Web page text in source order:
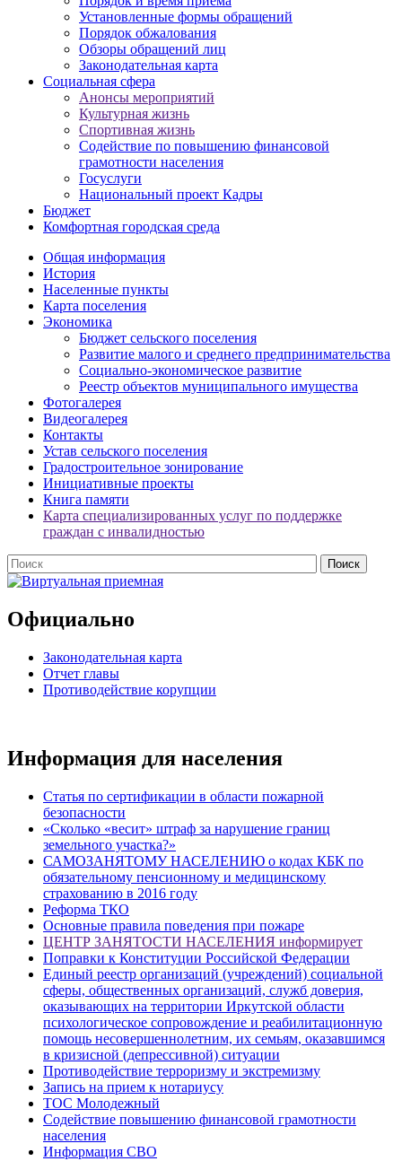
Установленные формы обращений
Порядок обжалования
Обзоры обращений лиц
Законодательная карта
Социальная сфера
Анонсы мероприятий
Культурная жизнь
Спортивная жизнь
Содействие по повышению финансовой
грамотности населения
Госуслуги
Национальный проект Кадры
Бюджет
Комфортная городская среда
Общая информация
История
Населенные пункты
Карта поселения
Экономика
Бюджет сельского поселения
Развитие малого и среднего предпринимательства
Социально-экономическое развитие
Реестр объектов муниципального имущества
Фотогалерея
Видеогалерея
Контакты
Устав сельского поселения
Градостроительное зонирование
Инициативные проекты
Книга памяти
Карта специализированных услуг по поддержке
граждан с инвалидностью
Официально
Законодательная карта
Отчет главы
Противодействие корупции
Информация для населения
Статья по сертификации в области пожарной
безопасности
«Сколько «весит» штраф за нарушение границ
земельного участка?»
САМОЗАНЯТОМУ НАСЕЛЕНИЮ о кодах КБК по
обязательному пенсионному и медицинскому
страхованию в 2016 году
Реформа ТКО
Основные правила поведения при пожаре
ЦЕНТР ЗАНЯТОСТИ НАСЕЛЕНИЯ информирует
Поправки к Конституции Российской Федерации
Единый реестр организаций (учреждений) социальной
сферы, общественных организаций, служб доверия,
оказывающих на территории Иркутской области
психологическое сопровождение и реабилитационную
помощь несовершеннолетним, их семьям, оказавшимся
в кризисной (депрессивной) ситуации
Противодействие терроризму и экстремизму
Запись на прием к нотариусу
ТОС Молодежный
Содействие повышению финансовой грамотности
населения
Информация СВО